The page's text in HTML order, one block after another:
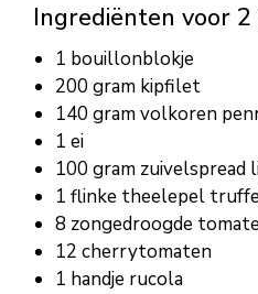
Ingrediënten voor 2
1 bouillonblokje
200 gram kipfilet
140 gram volkoren
1 ei
100 gram zuivelspread
1 flinke theelepel
8 zongedroogde
12 cherrytomaten
1 handje rucola